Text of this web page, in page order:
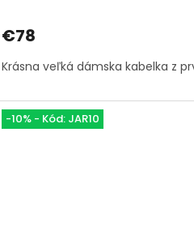
je
z
hviezdičiek.
€78
Krásna veľká dámska kabelka z
-10% - Kód: JAR10